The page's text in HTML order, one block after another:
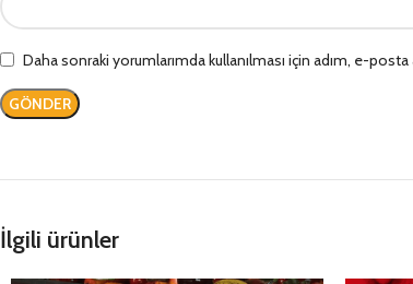
Daha sonraki yorumlarımda kullanılması için adım, e-
İlgili ürünler